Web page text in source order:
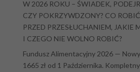
W 2026 ROKU – ŚWIADEK,
CZY POKRZYWDZONY? CO ROBIĆ
PRZED PRZESŁUCHANIEM, JAKIE
I CZEGO NIE WOLNO ROBIĆ?
Fundusz Alimentacyjny 2026 —
1665 zł od 1 Października.